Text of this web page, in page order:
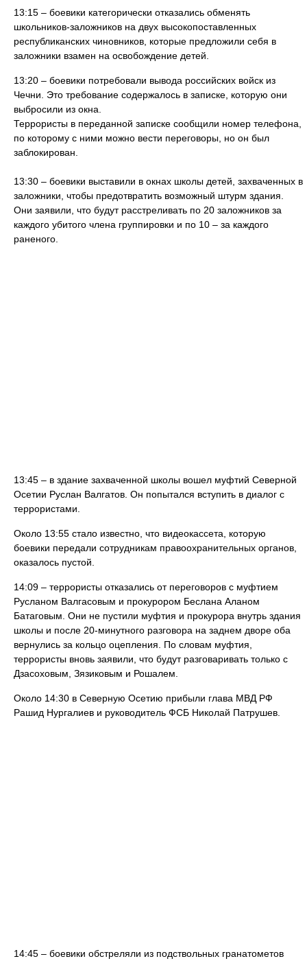
13:15 – боевики категорически отказались обменять
школьников-заложников на двух высокопоставленных
республиканских чиновников, которые предложили себя в
заложники взамен на освобождение детей.
13:20 – боевики потребовали вывода российских войск из
Чечни. Это требование содержалось в записке, которую они
выбросили из окна.
Террористы в переданной записке сообщили номер телефона,
по которому с ними можно вести переговоры, но он был
заблокирован.
13:30 – боевики выставили в окнах школы детей, захваченных в
заложники, чтобы предотвратить возможный штурм здания.
Они заявили, что будут расстреливать по 20 заложников за
каждого убитого члена группировки и по 10 – за каждого
раненого.
13:45 – в здание захваченной школы вошел муфтий Северной
Осетии Руслан Валгатов. Он попытался вступить в диалог с
террористами.
Около 13:55 стало известно, что видеокассета, которую
боевики передали сотрудникам правоохранительных органов,
оказалось пустой.
14:09 – террористы отказались от переговоров с муфтием
Русланом Валгасовым и прокурором Беслана Аланом
Батаговым. Они не пустили муфтия и прокурора внутрь здания
школы и после 20-минутного разговора на заднем дворе оба
вернулись за кольцо оцепления. По словам муфтия,
террористы вновь заявили, что будут разговаривать только с
Дзасоховым, Зязиковым и Рошалем.
Около 14:30 в Северную Осетию прибыли глава МВД РФ
Рашид Нургалиев и руководитель ФСБ Николай Патрушев.
14:45 – боевики обстреляли из подствольных гранатометов